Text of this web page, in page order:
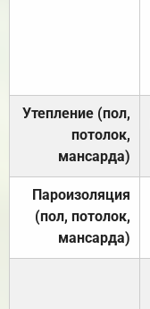
Утепление (пол,
потолок,
мансарда)
Пароизоляция
(пол, потолок,
мансарда)